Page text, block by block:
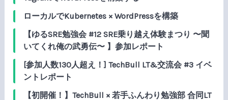
ローカルでKubernetes × WordPressを構築
【ゆるSRE勉強会 #12 SRE乗り越え体験まつり 〜聞
いてくれ俺の武勇伝〜 】参加レポート
[参加人数130人超え！] TechBull LT&交流会 #3 イベ
ントレポート
【初開催！】TechBull × 若手ふんわり勉強部 合同LT